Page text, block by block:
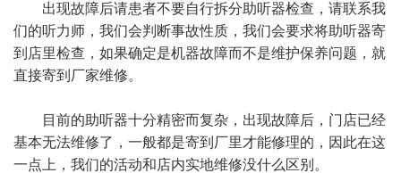
出现故障后请患者不要自行拆分助听器检查，请联系我
们的听力师，我们会判断事故性质，我们会要求将助听器寄
到店里检查，如果确定是机器故障而不是维护保养问题，就
直接寄到厂家维修。
目前的助听器十分精密而复杂，出现故障后，门店已经
基本无法维修了，一般都是寄到厂里才能修理的，因此在这
一点上，我们的活动和店内实地维修没什么区别。